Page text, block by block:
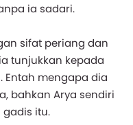
ia sadari.
sifat periang dan
tunjukkan kepada
Entah mengapa dia
bahkan Arya sendiri
itu.